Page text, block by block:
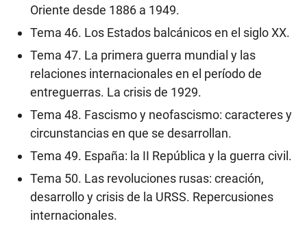
Oriente desde 1886 a 1949.
Tema 46. Los Estados balcánicos en el siglo XX.
Tema 47. La primera guerra mundial y las
relaciones internacionales en el período de
entreguerras. La crisis de 1929.
Tema 48. Fascismo y neofascismo: caracteres y
circunstancias en que se desarrollan.
Tema 49. España: la II República y la guerra civil.
Tema 50. Las revoluciones rusas: creación,
desarrollo y crisis de la URSS. Repercusiones
internacionales.